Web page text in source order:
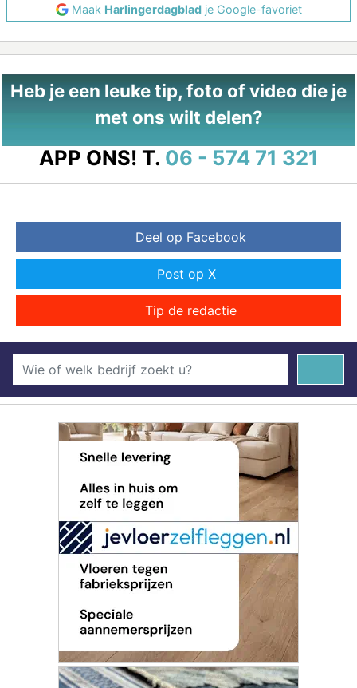
Maak Harlingerdagbladje Google-favoriet
Heb je een leuke tip, foto of video die je
met ons wilt delen?
APP ONS! T. 06 - 574 71 321
Deel op Facebook
Post op X
Tip de redactie